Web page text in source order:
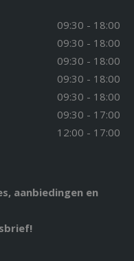
09:30 - 18:00
09:30 - 18:00
09:30 - 18:00
09:30 - 18:00
09:30 - 18:00
09:30 - 17:00
12:00 - 17:00
aanbiedingen en